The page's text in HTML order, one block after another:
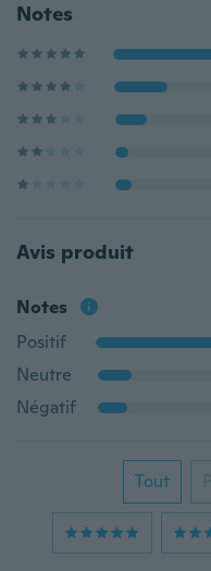
Notes
Avis produit
Notes
Positif
Neutre
Négatif
Tout